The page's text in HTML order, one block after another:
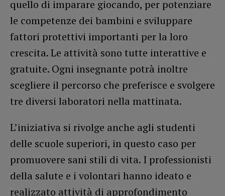
quello di imparare giocando, per potenziare
le competenze dei bambini e sviluppare
fattori protettivi importanti per la loro
crescita. Le attività sono tutte interattive e
gratuite. Ogni insegnante potrà inoltre
scegliere il percorso che preferisce e svolgere
tre diversi laboratori nella mattinata.
L’iniziativa si rivolge anche agli studenti
delle scuole superiori, in questo caso per
promuovere sani stili di vita. I professionisti
della salute e i volontari hanno ideato e
realizzato attività di approfondimento